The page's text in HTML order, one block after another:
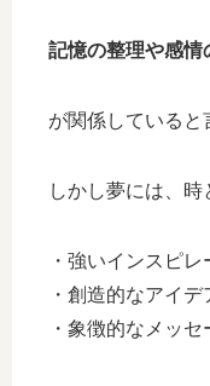
記憶の整理や感情
が関係していると
しかし夢には、時
・強いインスピレ
・創造的なアイデ
・象徴的なメッセ